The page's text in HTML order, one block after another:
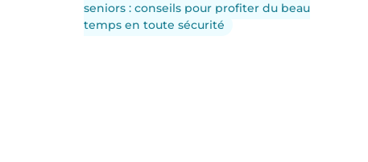
seniors : conseils pour profiter du beau
temps en toute sécurité